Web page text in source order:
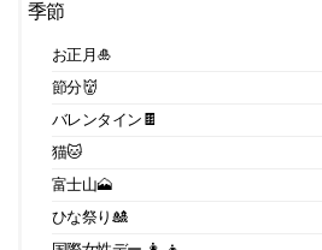
季節
お正月🎍
節分👹
バレンタイン🍫
猫🐱
富士山🗻
ひな祭り🎎